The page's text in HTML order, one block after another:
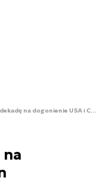
UE daje sobie dekadę na dogonienie USA i Chin
na